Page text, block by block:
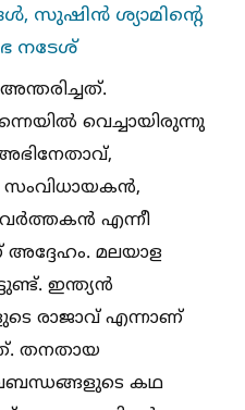
സുഷിൻ ശ്യാമിന്റെ
നടേശ്
വെച്ചായിരുന്നു
സംവിധായകന്‍,
എന്നീ
മലയാള
ഇന്ത്യന്‍
രാജാവ് എന്നാണ്
തനതായ
കഥ